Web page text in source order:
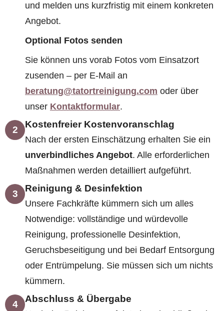
und melden uns kurzfristig mit einem konkreten
Angebot.
Optional Fotos senden
Sie können uns vorab Fotos vom Einsatzort
zusenden – per E-Mail an
beratung@tatortreinigung.com oder über
unser Kontaktformular.
2 Kostenfreier Kostenvoranschlag
Nach der ersten Einschätzung erhalten Sie ein
unverbindliches Angebot. Alle erforderlichen
Maßnahmen werden detailliert aufgeführt.
3 Reinigung & Desinfektion
Unsere Fachkräfte kümmern sich um alles
Notwendige: vollständige und würdevolle
Reinigung, professionelle Desinfektion,
Geruchsbeseitigung und bei Bedarf Entsorgung
oder Entrümpelung. Sie müssen sich um nichts
kümmern.
4 Abschluss & Übergabe